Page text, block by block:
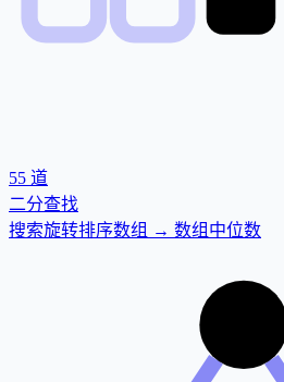
55 道
二分查找
搜索旋转排序数组 → 数组中位数